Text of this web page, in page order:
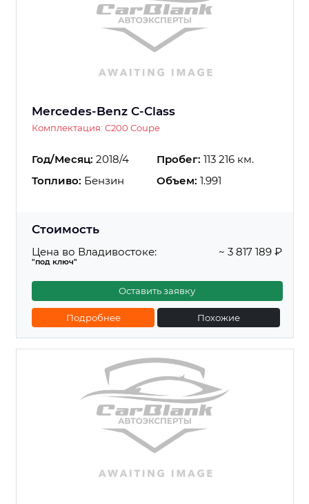
Mercedes-Benz C-Class
Комплектация: C200 Coupe
Год/Месяц: 2018/4 Пробег: 113 216 км.
Топливо: Бензин Объем: 1.991
Стоимость
Цена во Владивостоке:
"под ключ"
~ 3 817 189 ₽
Оставить заявку
Подробнее Похожие